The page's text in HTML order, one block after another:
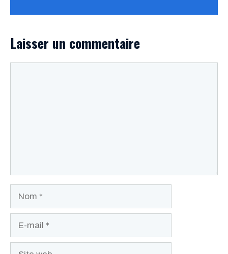
Laisser un commentaire
Site